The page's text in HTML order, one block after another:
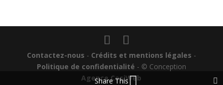
Contactez-nous - Crédits et mentions légales -
Politique de confidentialité - © Conception
Agence CosiWeb
Share This